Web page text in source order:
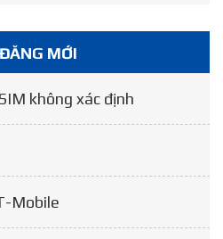
MỚI
không xác định
Mobile